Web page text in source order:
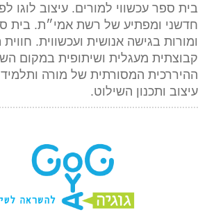
בית ספר עכשווי למורים. עיצוב לוגו
חדשני ומפתיע של רשת אמי״ת. בית
ומורות בגישה אנושית ועכשווית.
קבוצתית מעגלית ושיתופית במקום
ההיררכית המסורתית של מורה
עיצוב ותכנון השילוט.